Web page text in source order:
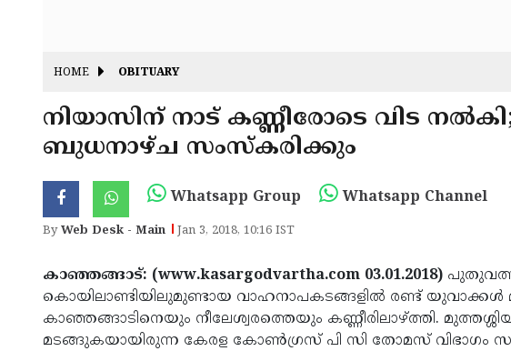
HOME OBITUARY
നിയാസിന് നാട് കണ്ണീരോടെ വിട
ബുധനാഴ്ച സംസ്‌കരിക്കും
Whatsapp Group Whatsapp Channel
ByWeb Desk - Main Jan 3, 2018, 10:16 IST
കാഞ്ഞങ്ങാട്: (www.kasargodvartha.com 03.01.2018)
കൊയിലാണ്ടിയിലുമുണ്ടായ വാഹനാപകടങ്ങളില്‍ രണ്ട് യുവാക്കള്‍
കാഞ്ഞങ്ങാടിനെയും നീലേശ്വരത്തെയും കണ്ണീരിലാഴ്ത്തി.
മടങ്ങുകയായിരുന്ന കേരള കോണ്‍ഗ്രസ് പി സി തോമസ് വിഭാഗം